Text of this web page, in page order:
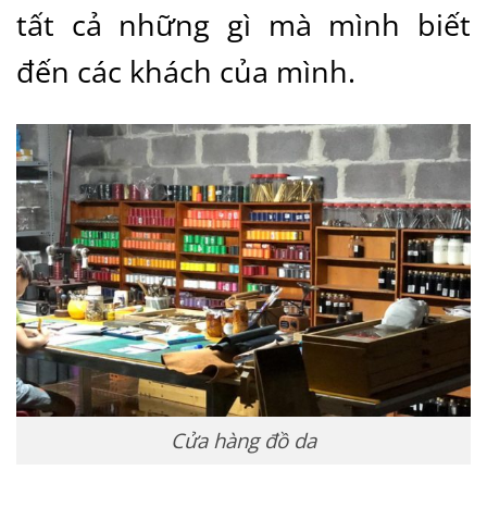
tất cả những gì mà mình biết
đến các khách của mình.
Cửa hàng đồ da